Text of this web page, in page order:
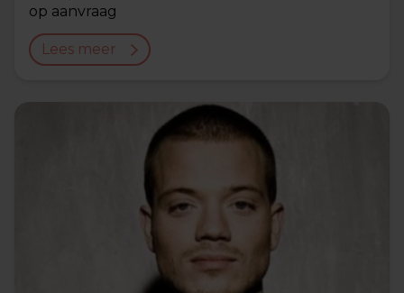
op aanvraag
Lees meer